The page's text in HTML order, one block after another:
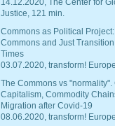
14.12.2020, The Center for
Justice, 121 min.
Commons as Political Project:
Commons and Just
Times
03.07.2020, transform!
The Commons vs "normality".
Capitalism, Commodity
Migration after Covid-19
08.06.2020, transform!